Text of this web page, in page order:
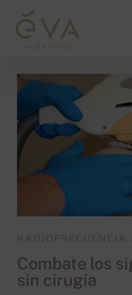
Combate los
sin cirugía